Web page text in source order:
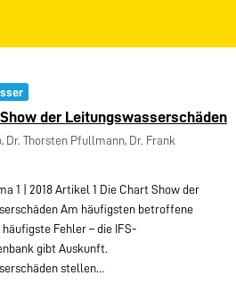
der Leitungswasserschäden
Dr. Thorsten Pfullmann, Dr. Frank
1 | 2018 Artikel 1 Die Chart Show der
Am häufigsten betroffene
Fehler – die IFS-
gibt Auskunft.
stellen…